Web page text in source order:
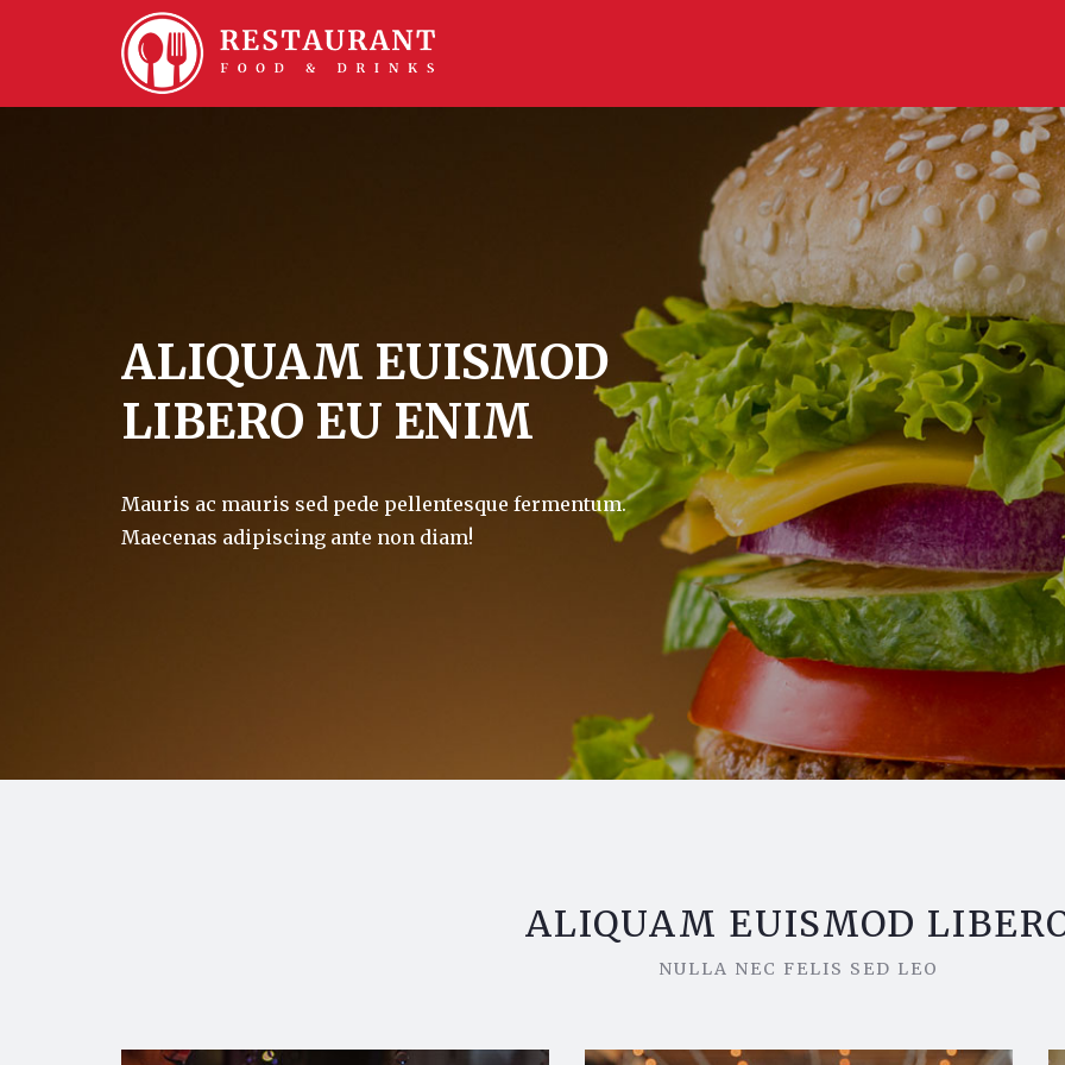
ALIQUAM EUISMOD
LIBERO EU ENIM
Mauris ac mauris sed pede pellentesque fermentum.
Maecenas adipiscing ante non diam!
ALIQUAM EUISMOD
NULLA NEC FELIS SED LEO